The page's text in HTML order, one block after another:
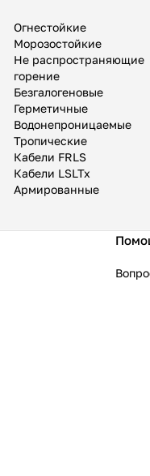
Огнестойкие
Морозостойкие
Не распространяющие
горение
Безгалогеновые
Герметичные
Водонепроницаемые
Тропические
Кабели FRLS
Кабели LSLTx
Армированные